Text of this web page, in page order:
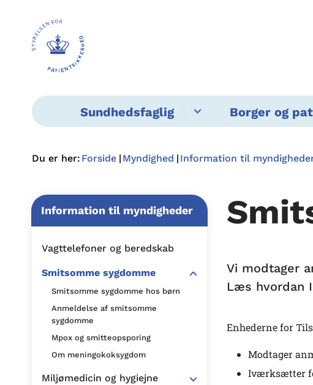
Sundhedsfaglig Borger og
Du er her: Forside Myndighed Information til
Information til myndigheder
Vagttelefoner og beredskab
Smitsomme sygdomme
Smitsomme sygdomme hos børn
Anmeldelse af smitsomme
sygdomme
Mpox og smitteopsporing
Om meningokoksygdom
Miljømedicin og hygiejne
Vi modtager
Læs hvordan
Enhederne for
Modtager
Iværksætter